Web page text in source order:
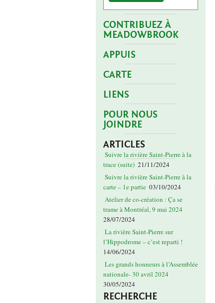
CONTRIBUEZ À
MEADOWBROOK
APPUIS
CARTE
LIENS
POUR NOUS
JOINDRE
ARTICLES
Suivre la rivière Saint-Pierre à la
trace (suite) 21/11/2024
Suivre la rivière Saint-Pierre à la
carte – 1e partie 03/10/2024
Atelier de co-création : Ça se
trame à Montréal, 9 mai 2024
28/07/2024
La rivière Saint-Pierre sur
l’Hippodrome – c’est reparti !
14/06/2024
Les grands honneurs à l’Assemblée
nationale- 30 avril 2024
30/05/2024
RECHERCHE